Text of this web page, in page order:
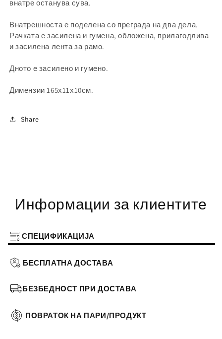
внатре останува сува.
Внатрешноста е поделена со преграда на два дела.
Рачката е засилена и гумена, обложена, прилагодлива
и засилена лента за рамо.
Дното е засилено и гумено.
Димензии 165х11х10см.
Share
Информации за клиентите
СПЕЦИФИКАЦИЈА
БЕСПЛАТНА ДОСТАВА
БЕЗБЕДНОСТ ПРИ ДОСТАВА
ПОВРАТОК НА ПАРИ/ПРОДУКТ